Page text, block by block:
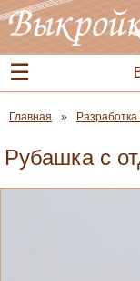
Главная
Рубашка с